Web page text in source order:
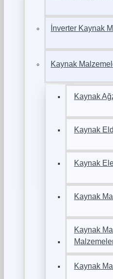
İnverter Kaynak
Kaynak
Kaynak
Kaynak
Kaynak
Kaynak
Kaynak
Kaynak